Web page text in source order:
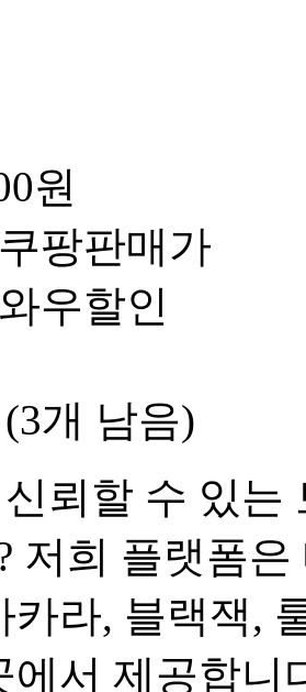
원
쿠팡판매가
와우할인
개 남음)
뢰할 수 있는
저희 플랫폼
카라, 블랙잭,
에서 제공합니